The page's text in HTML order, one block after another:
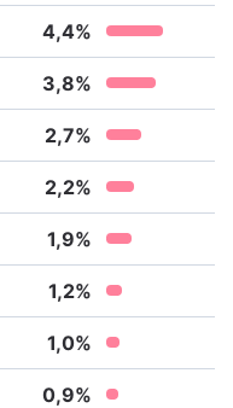
4,4%
3,8%
2,7%
2,2%
1,9%
1,2%
1,0%
0,9%